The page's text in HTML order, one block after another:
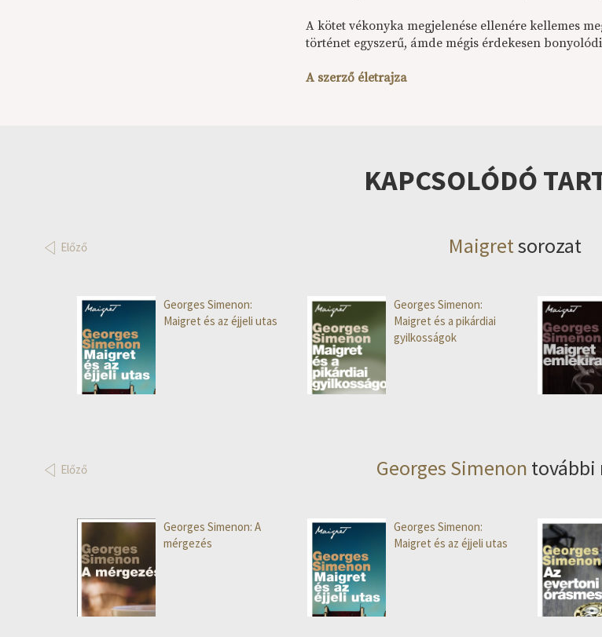
A kötet vékonyka megjelenése ellenére kellemes
történet egyszerű, ámde mégis érdekesen
A szerző életrajza
KAPCSOLÓDÓ
Előző Maigretsorozat
Georges Simenon:
Maigret és az éjjeli utas
Georges Simenon:
Maigret és a pikárdiai
gyilkosságok
Előző Georges Simenon további
Georges Simenon: A
mérgezés
Georges Simenon:
Maigret és az éjjeli utas